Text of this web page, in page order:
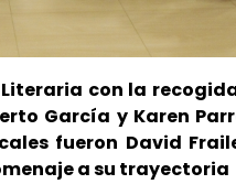
con la
García y Karen
fueron David
a su trayectoria